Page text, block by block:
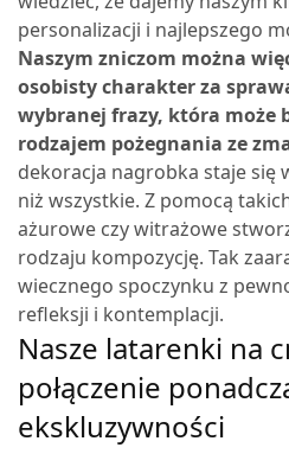
personalizacji i najlepszego
Naszym zniczom można
osobisty charakter za
wybranej frazy, która może
rodzajem pożegnania ze
dekoracja nagrobka staje się
niż wszystkie. Z pomocą
ażurowe czy witrażowe
rodzaju kompozycję. Tak
wiecznego spoczynku z
refleksji i kontemplacji.
Nasze latarenki na
połączenie
ekskluzywności